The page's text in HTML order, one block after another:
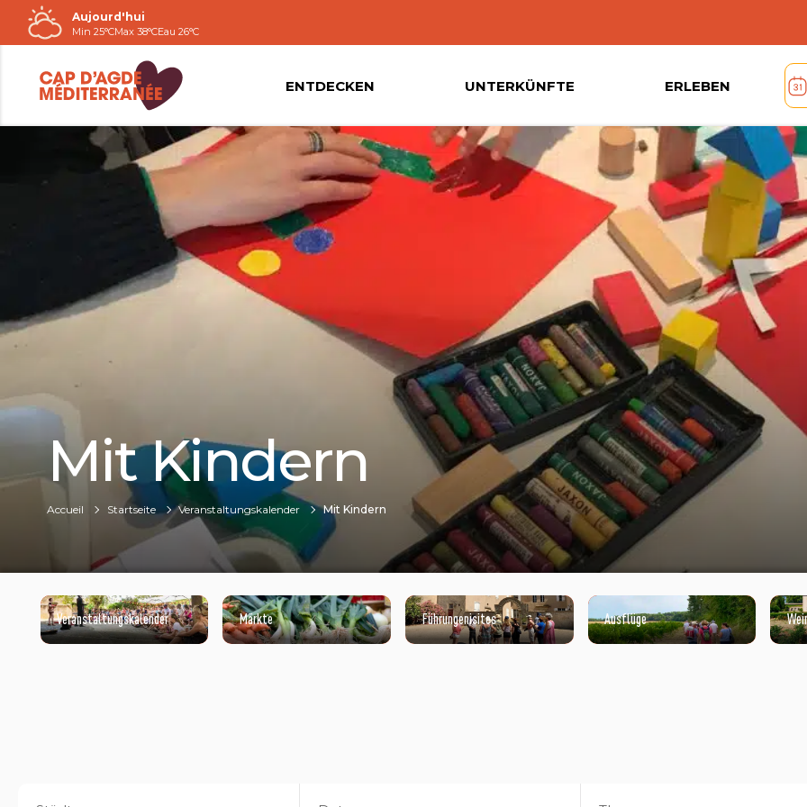
Passer
au
contenu
Aujourd'hui
Min 25°CMax 38°CEau 26°C
ENTDECKEN UNTERKÜNFTE ERLEBEN
Mit Kindern
Accueil Startseite Veranstaltungskalender Mit Kindern
Veranstaltungskalender Märkte Führungenisites Ausflüge